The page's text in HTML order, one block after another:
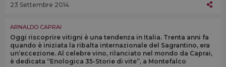
23 Settembre 2014
ARNALDO CAPRAI
Oggi riscoprire vitigni è una tendenza in Italia. Trenta anni fa
quando è iniziata la ribalta internazionale del Sagrantino, era
un’eccezione. Al celebre vino, rilanciato nel mondo da Caprai,
è dedicata “Enologica 35-Storie di vite”, a Montefalco